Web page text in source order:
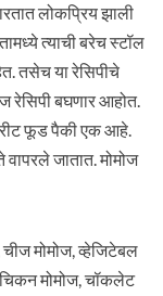
लोकप्रिय झाली
त्याची बरेच स्टॉल
तसेच या रेसिपीचे
बघणार आहोत.
फूड पैकी एक आहे.
जातात. मोमोज
मोमोज, व्हेजिटेबल
चिकन मोमोज, चॉकलेट